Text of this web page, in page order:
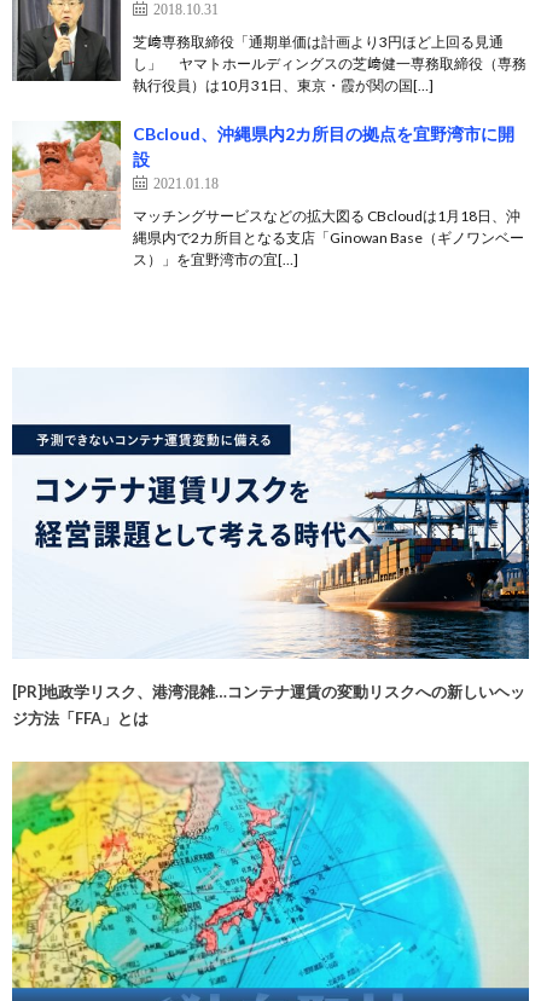
2018.10.31
芝﨑専務取締役「通期単価は計画より3円ほど上回る見通
し」 ヤマトホールディングスの芝﨑健一専務取締役（専務
執行役員）は10月31日、東京・霞が関の国[…]
CBcloud、沖縄県内2カ所目の拠点を宜野湾市に開
設
2021.01.18
マッチングサービスなどの拡大図る CBcloudは1月18日、沖
縄県内で2カ所目となる支店「Ginowan Base（ギノワンベー
ス）」を宜野湾市の宜[…]
[PR]地政学リスク、港湾混雑…コンテナ運賃の変動リスクへの新しいヘッ
ジ方法「FFA」とは